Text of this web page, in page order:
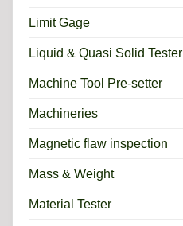
Limit Gage
Liquid & Quasi Solid Tester
Machine Tool Pre-setter
Machineries
Magnetic flaw inspection
Mass & Weight
Material Tester